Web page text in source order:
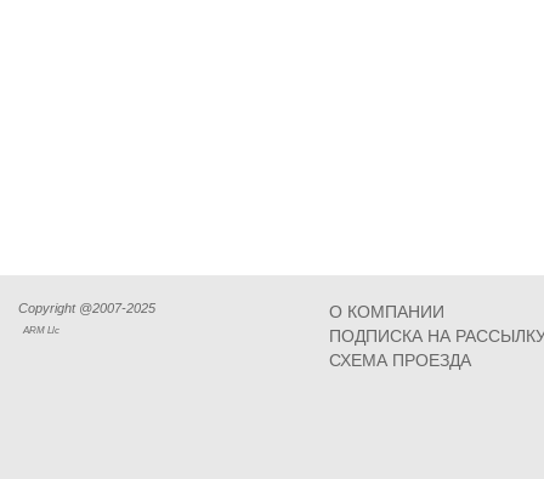
Copyright @2007-2025
ARM Llc
О КОМПАНИИ
ПОДПИСКА НА
СХЕМА ПРОЕЗДА